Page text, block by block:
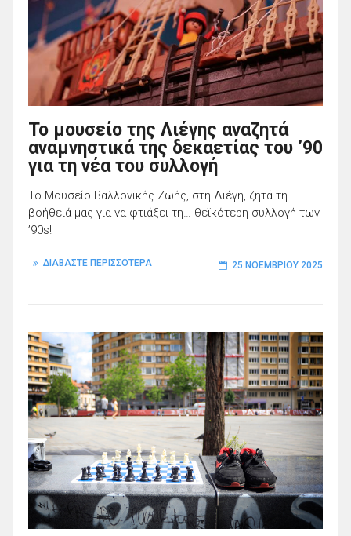
Το μουσείο της Λιέγης αναζητά
αναμνηστικά της δεκαετίας του ’90
για τη νέα του συλλογή
Το Μουσείο Βαλλονικής Ζωής, στη Λιέγη, ζητά τη
βοήθειά μας για να φτιάξει τη… θεϊκότερη συλλογή των
’90s!
ΔΙΑΒΑΣΤΕ ΠΕΡΙΣΣΟΤΕΡΑ 25 ΝΟΕΜΒΡΊΟΥ 2025